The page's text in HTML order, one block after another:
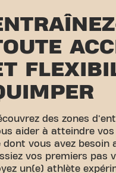
des zones
aider à atteindre
dont vous avez besoin
vos premiers pas
un(e) athlète